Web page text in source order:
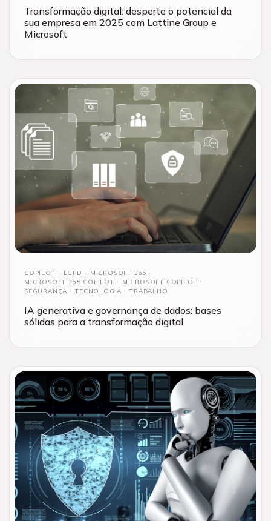
Transformação digital: desperte o potencial da
sua empresa em 2025 com Lattine Group e
Microsoft
COPILOT LGPD
MICROSOFT 365
MICROSOFT 365 COPILOT
MICROSOFT COPILOT
SEGURANÇA
TECNOLOGIA TRABALHO
IA generativa e governança de dados: bases
sólidas para a transformação digital